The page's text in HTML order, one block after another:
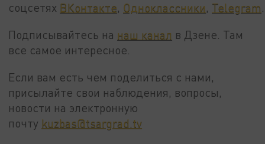
соцсетях ВКонтакте, Одноклассники, Telegram
Подписывайтесь на наш канал в Дзене. Там
все самое интересное.
Если вам есть чем поделиться с нами,
присылайте свои наблюдения, вопросы,
новости на электронную
почту kuzbas@tsargrad.tv